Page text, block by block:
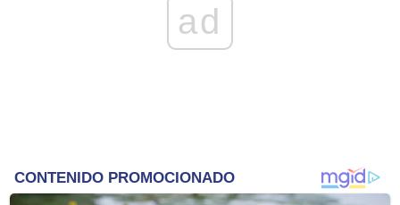
ad